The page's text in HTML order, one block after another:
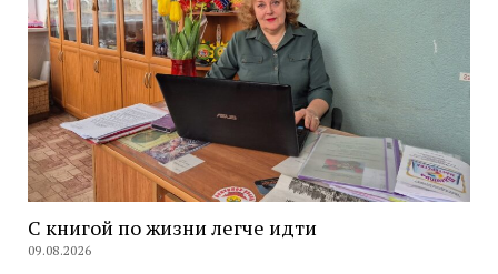
С книгой по жизни легче идти
09.08.2026